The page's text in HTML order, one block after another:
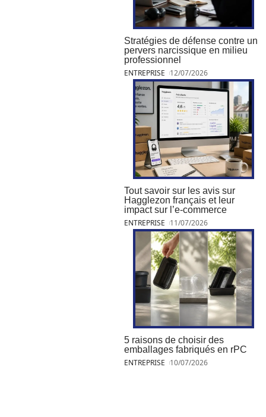
Stratégies de défense contre un
pervers narcissique en milieu
professionnel
ENTREPRISE 12/07/2026
Tout savoir sur les avis sur
Hagglezon français et leur
impact sur l’e-commerce
ENTREPRISE 11/07/2026
5 raisons de choisir des
emballages fabriqués en rPC
ENTREPRISE 10/07/2026